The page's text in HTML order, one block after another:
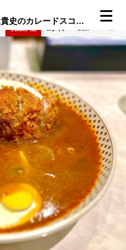
数年ぶりの懐かしい新宿の味｜松尾貴史のカレードスコープ（56）